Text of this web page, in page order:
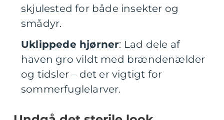
skjulested for både insekter og
smådyr.
Uklippede hjørner: Lad dele af
haven gro vildt med brændenælder
og tidsler – det er vigtigt for
sommerfuglelarver.